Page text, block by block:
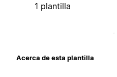
1 plantilla
Acerca de esta plantilla